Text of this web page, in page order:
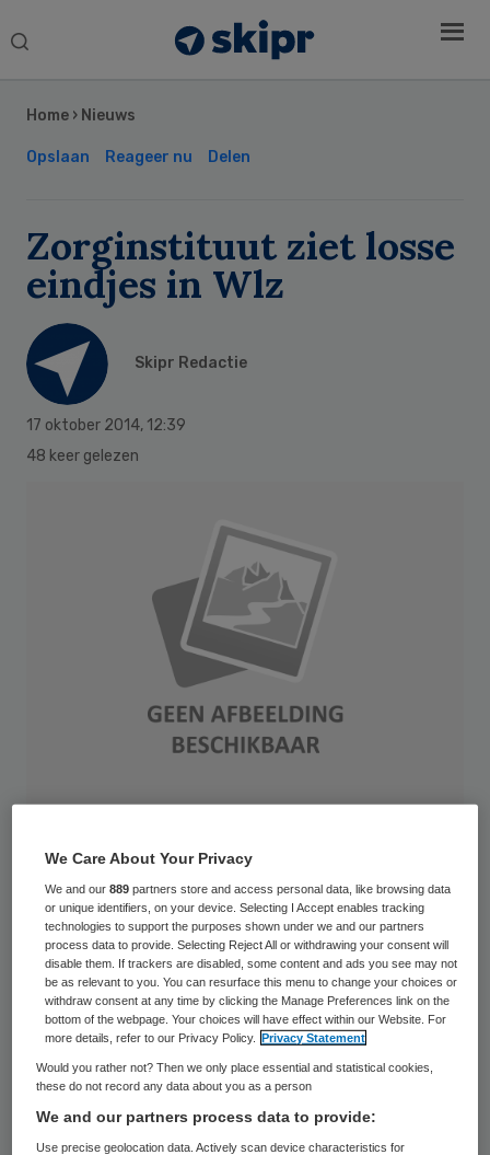
Search
Home › Nieuws
Opslaan Reageer nu Delen
Zorginstituut ziet losse
eindjes in Wlz
Skipr Redactie
17 oktober 2014, 12:39
48 keer gelezen
De invoering van de Wlz dreigt te worden
bemoeilijkt door onduidelijke definities, half
uitgewerkte concepten en
uitvoeringsproblemen. Dat bleek tijdens een
presentatie van Zorginstituut Nederland
over de stelselwijziging.
De presentatie werd vorige week gegeven
door adviseur Langdurige Zorg Fons
Hopman en medisch adviseur Dirk
Sidebar
We Care About Your Privacy
We and our889 partners store and access personal data, like browsing data
or unique identifiers, on your device. Selecting I Accept enables tracking
technologies to support the purposes shown under we and our partners
process data to provide. Selecting Reject All or withdrawing your consent will
disable them. If trackers are disabled, some content and ads you see may not
be as relevant to you. You can resurface this menu to change your choices or
withdraw consent at any time by clicking the Manage Preferences link on the
bottom of the webpage. Your choices will have effect within our Website. For
more details, refer to our Privacy Policy.
Privacy Statement
Would you rather not? Then we only place essential and statistical cookies,
these do not record any data about you as a person
We and our partners process data to provide:
Use precise geolocation data. Actively scan device characteristics for